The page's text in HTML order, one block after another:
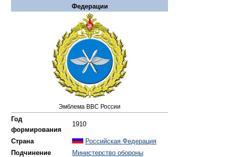
Федерации
Эмблема ВВС России
Год
формирования
1910
Страна
Российская Федерация
Подчинение
Министерство обороны